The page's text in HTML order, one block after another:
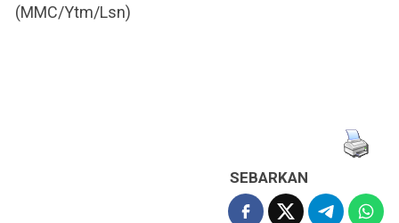
(MMC/Ytm/Lsn)
SEBARKAN